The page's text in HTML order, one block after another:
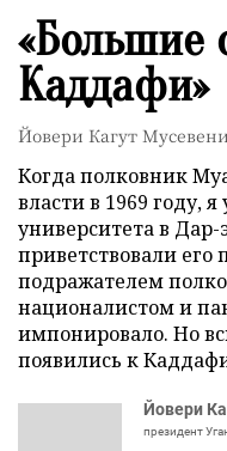
«Большие
Каддафи»
Йовери Кагут
Когда полковник
власти в 1969 году,
университета в
приветствовали
подражателем
националистом и
импонировало. Но
появились к
Йовери
президент